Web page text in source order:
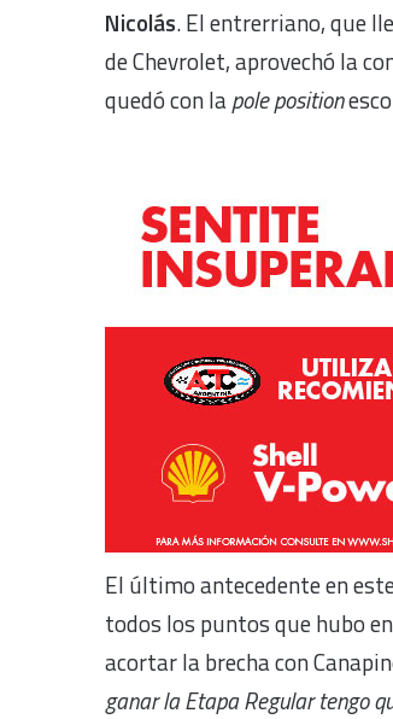
Nicolás. El entrerriano, que
de Chevrolet, aprovechó la
quedó con lapole position
El último antecedente en
todos los puntos que hubo
acortar la brecha con
ganar la Etapa Regular tengo